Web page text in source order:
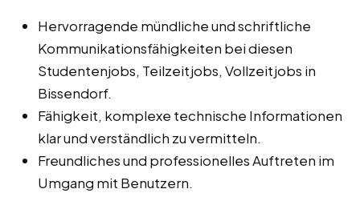
Hervorragende mündliche und schriftliche
Kommunikationsfähigkeiten bei diesen
Studentenjobs, Teilzeitjobs, Vollzeitjobs in
Bissendorf.
Fähigkeit, komplexe technische Informationen
klar und verständlich zu vermitteln.
Freundliches und professionelles Auftreten im
Umgang mit Benutzern.